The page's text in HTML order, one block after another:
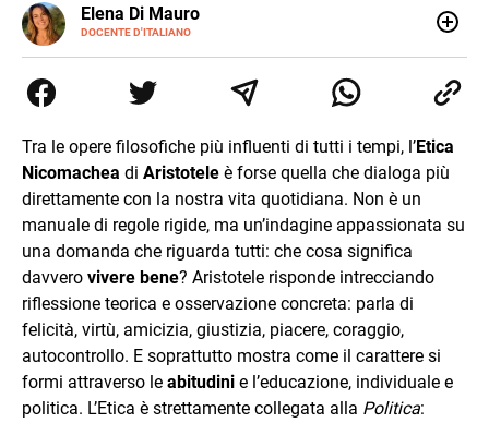
Elena Di Mauro
DOCENTE D'ITALIANO
E-
MAIL
Australia e Asia, maturando inglese, spagnolo e il
desiderio di insegnare. Oggi sono docente di ruolo
cambiamento.
Tra le opere filosofiche più influenti di tutti i tempi, l’Etica
Nicomachea di Aristotele è forse quella che dialoga più
direttamente con la nostra vita quotidiana. Non è un
manuale di regole rigide, ma un’indagine appassionata su
una domanda che riguarda tutti: che cosa significa
davvero vivere bene? Aristotele risponde intrecciando
riflessione teorica e osservazione concreta: parla di
felicità, virtù, amicizia, giustizia, piacere, coraggio,
autocontrollo. E soprattutto mostra come il carattere si
formi attraverso le abitudini e l’educazione, individuale e
politica. L’Etica è strettamente collegata alla Politica: